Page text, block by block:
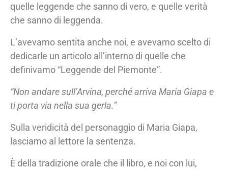
quelle leggende che sanno di vero, e quelle verità
che sanno di leggenda.
L’avevamo sentita anche noi, e avevamo scelto di
dedicarle un articolo all’interno di quelle che
definivamo “Leggende del Piemonte”.
“Non andare sull’Arvina, perché arriva Maria Giapa e
ti porta via nella sua gerla.”
Sulla veridicità del personaggio di Maria Giapa,
lasciamo al lettore la sentenza.
È della tradizione orale che il libro, e noi con lui,